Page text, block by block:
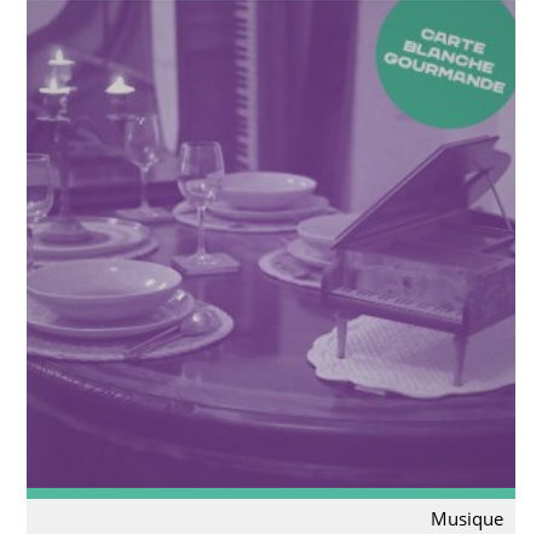
Musique